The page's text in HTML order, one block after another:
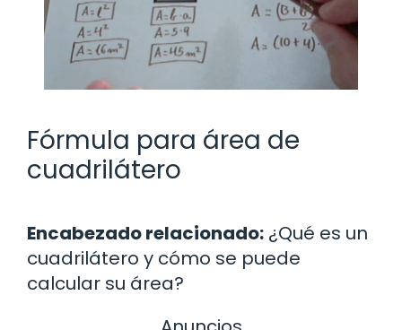
Fórmula para área de
cuadrilátero
Encabezado relacionado: ¿Qué es un
cuadrilátero y cómo se puede
calcular su área?